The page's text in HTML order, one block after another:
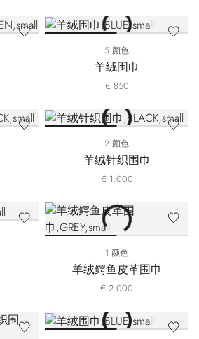
5 颜色
羊绒围巾
€ 850
2 颜色
羊绒针织围巾
€ 1.000
1 颜色
羊绒鳄鱼皮革围巾
€ 2.000